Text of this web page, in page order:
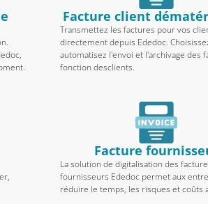
Facture client
Transmettez les factures pour vos
directement depuis Ededoc.
automatisez l'envoi et l'archivage des
fonction desclients.
Facture
La solution de digitalisation des
fournisseurs Ededoc permet aux
réduire le temps, les risques et coûts